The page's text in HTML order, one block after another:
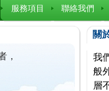
服務項目 聯絡我們
，
關
我
般
層